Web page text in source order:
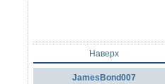
Наверх
JamesBond007